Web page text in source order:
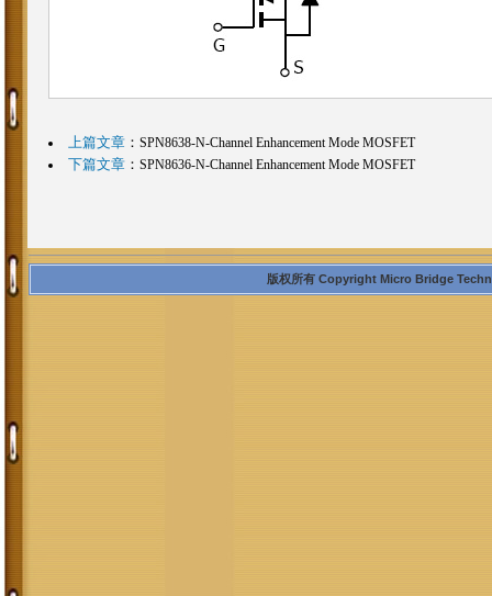
上篇文章： SPN8638-N-Channel Enhancement Mode MOSFET
下篇文章： SPN8636-N-Channel Enhancement Mode MOSFET
版权所有 Copyright Micro Bridge